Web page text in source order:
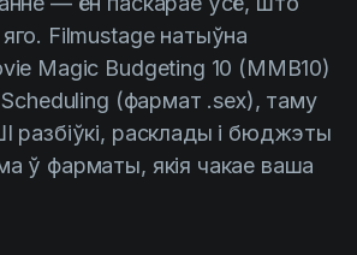
Filmustage натыўна
Magic Budgeting 10 (MMB10)
(фармат .sex), таму
разбіўкі, расклады і бюджэты
ў фарматы, якія чакае ваша